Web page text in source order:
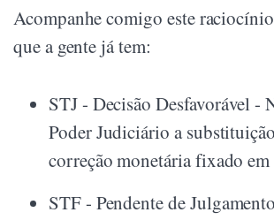
Acompanhe comigo este
que a gente já tem:
STJ - Decisão Desfavorável -
Poder Judiciário a
correção monetária fixado
STF - Pendente de Julgamento